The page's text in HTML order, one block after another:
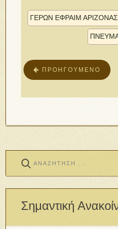
ΓΕΡΩΝ ΕΦΡΑΙΜ ΑΡΙΖΟΝΑΣ
ΠΡΟΗΓΟΎΜΕΝΟ
Σημαντική